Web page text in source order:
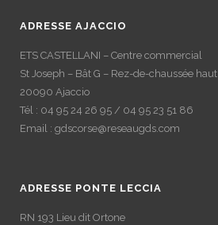
ADRESSE AJACCIO
ETS CASTELLANI – Centre commercial
St Joseph – Bât G – Rez-de-chaussée haut
20090 Ajaccio
Tél : 04 95 24 26 95 / 04 95 23 51 86
Email : gdscorse@reseaugds.com
ADRESSE PONTE LECCIA
RN 193 Lieu dit Ortone